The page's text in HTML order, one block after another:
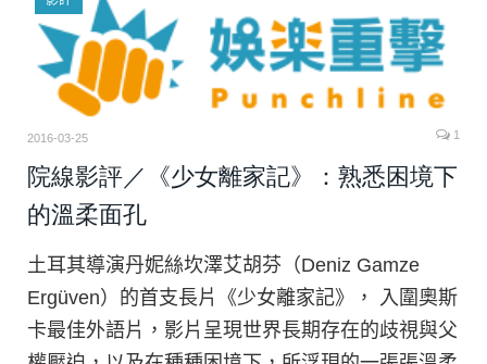
2016-03-25 1
院線影評／《少女離家記》：熟悉困境下
的溫柔面孔
土耳其導演丹妮絲坎澤艾胡芬（Deniz Gamze
Ergüven）的首支長片《少女離家記》， 入圍奧斯
卡最佳外語片，影片呈現世界長期存在的歧視與父